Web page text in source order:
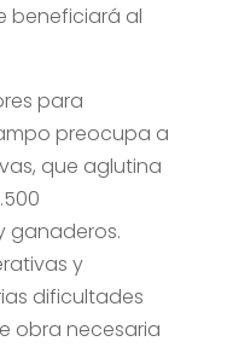
beneficiará al
para
preocupa a
que aglutina
ganaderos.
y
dificultades
obra necesaria